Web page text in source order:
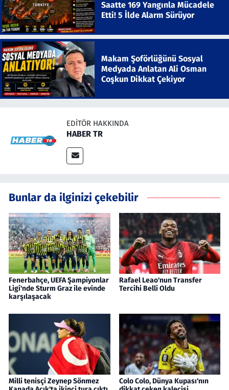
Saatte 169 Yangınla Mücadele
Etti! 5 İlde Alarm Sürüyor
Makam Şoförlüğünü Sosyal
Medyada Anlatan Ali Osman
Coşkun Dikkat Çekiyor
EDITÖR HAKKINDA
HABER TR
Bunlar da ilginizi çekebilir
Fenerbahçe, UEFA Şampiyonlar
Ligi'nde Sturm Graz ile evinde
karşılaşacak
Rafael Leao'nun Transfer
Tercihi Belli Oldu
Milli tenisçi Zeynep Sönmez
Colo Colo, Dünya Kupası'nın